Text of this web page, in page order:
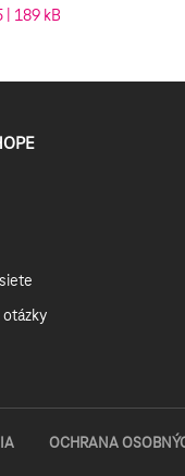
| 189 kB
OCHRANA